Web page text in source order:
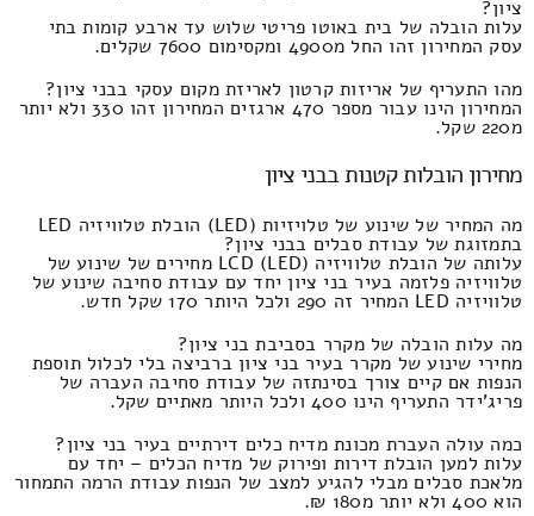
ציון?
עלות הובלה של בית באוטו פריטי שלוש עד ארבע קומות בתי
עסק המחירון זהו החל מ4900 ומקסימום 7600 שקלים.
מהו התעריף של אריזות קרטון לאריזת מקום עסקי בבני ציון?
המחירון הינו עבור מספר 470 ארגזים המחירון זהו 330 ולא יותר
מ220 שקל.
מחירון הובלות קטנות בבני ציון
מה המחיר של שינוע של טלויזיות (LED) הובלת טלוויזיה LED
בתמזוגת של עבודת סבלים בבני ציון?
עלותה של הובלת טלוויזיה LCD (LED) מחירים של שינוע של
טלוויזיה פלזמה בעיר בני ציון יחד עם עבודת סחיבה שינוע של
טלוויזיה LED המחיר זה 290 ולכל היותר 170 שקל חדש.
מה עלות הובלה של מקרר בסביבת בני ציון?
מחירי שינוע של מקרר בעיר בני ציון ברביצה בלי לכלול תוספת
הנפות אם קיים צורך בסינתזה של עבודת סחיבה העברה של
פריג'ידר התעריף הינו 400 ולכל היותר מאתיים שקל.
כמה עולה העברת מכונת מדיח כלים דירתיים בעיר בני ציון?
עלות למען הובלת דירות ופירוק של מדיח הכלים – יחד עם
מלאכת סבלים מבלי להגיע למצב של הנפות עבודת הרמה התמחור
הוא 400 ולא יותר מ180 ₪.